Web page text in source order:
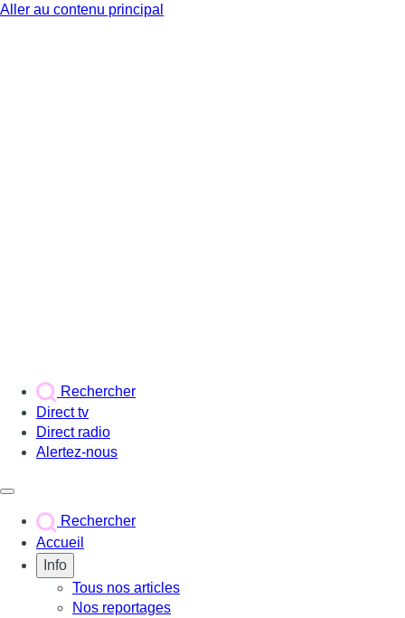
Aller au contenu principal
Rechercher
Direct tv
Direct radio
Alertez-nous
Rechercher
Accueil
Info
Tous nos articles
Nos reportages